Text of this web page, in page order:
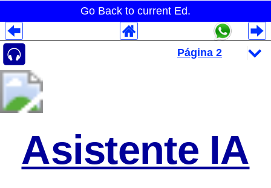
Go Back to current Ed.
Asistente IA
Despliegues Analytics
Despliegues Totales
Despliegues por Rubros